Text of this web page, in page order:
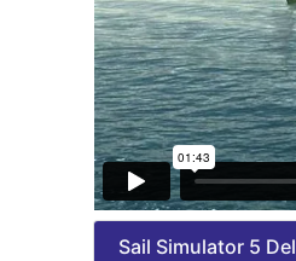
Sail Simulator 5